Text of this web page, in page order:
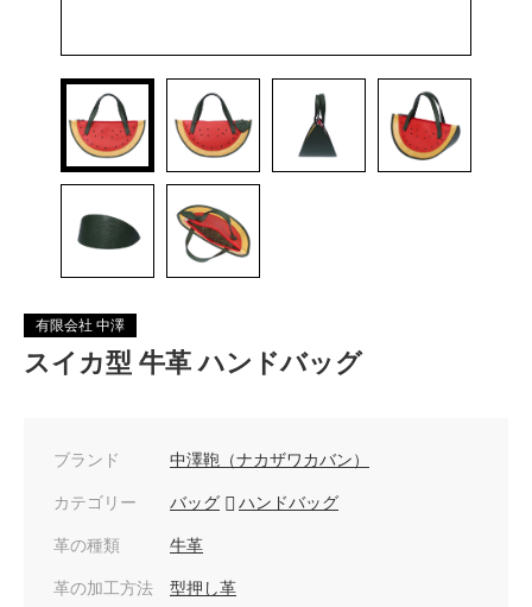
有限会社 中澤
スイカ型 牛革 ハンドバッグ
ブランド 中澤鞄（ナカザワカバン）
カテゴリー バッグ ハンドバッグ
革の種類 牛革
革の加工方法 型押し革